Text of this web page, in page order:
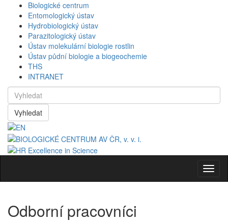
Biologické centrum
Entomologický ústav
Hydrobiologický ústav
Parazitologický ústav
Ústav molekulární biologie rostlin
Ústav půdní biologie a biogeochemie
THS
INTRANET
Vyhledat
Odborní pracovníci